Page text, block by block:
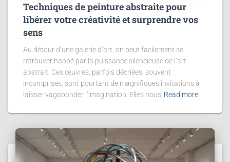
Techniques de peinture abstraite pour
libérer votre créativité et surprendre vos
sens
Au détour d’une galerie d’art, on peut facilement se
retrouver happé par la puissance silencieuse de l’art
abstrait. Ces œuvres, parfois décriées, souvent
incomprises, sont pourtant de magnifiques invitations à
laisser vagabonder l’imagination. Elles nous Read more